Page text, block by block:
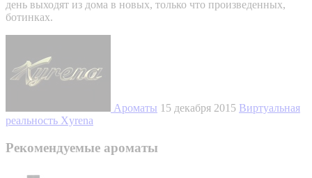
день выходят из дома в новых, только что произведенных,
ботинках.
Ароматы 15 декабря 2015 Виртуальная
реальность Xyrena
Рекомендуемые ароматы